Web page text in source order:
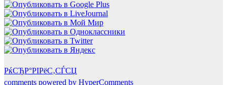
РќСЂР°РІРёС‚СЃСЏ
comments powered by HyperComments